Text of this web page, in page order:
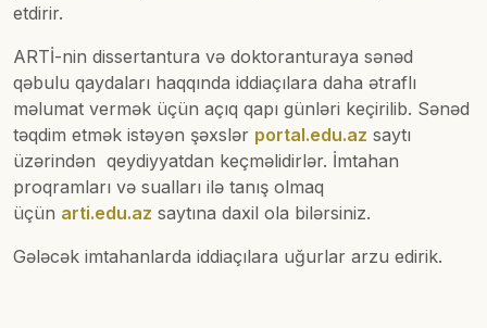
etdirir.
ARTİ-nin dissertantura və doktoranturaya sənəd
qəbulu qaydaları haqqında iddiaçılara daha ətraflı
məlumat vermək üçün açıq qapı günləri keçirilib. Sənəd
təqdim etmək istəyən şəxslər portal.edu.az saytı
üzərindən qeydiyyatdan keçməlidirlər. İmtahan
proqramları və sualları ilə tanış olmaq
üçün arti.edu.az saytına daxil ola bilərsiniz.
Gələcək imtahanlarda iddiaçılara uğurlar arzu edirik.